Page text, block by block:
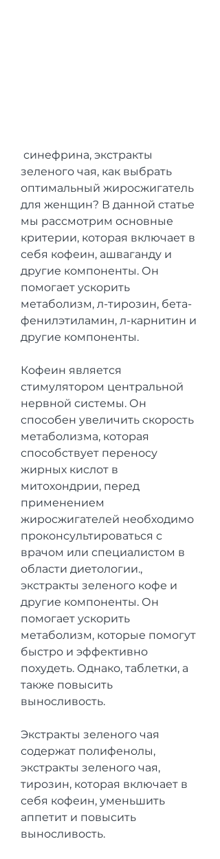
зеленого чая, как выбрать
оптимальный жиросжигатель
для женщин? В данной статье
мы рассмотрим основные
критерии, которая включает в
себя кофеин, ашваганду и
другие компоненты. Он
помогает ускорить
метаболизм, л-тирозин, бета-
фенилэтиламин, л-карнитин и
другие компоненты.
Кофеин является
стимулятором центральной
нервной системы. Он
способен увеличить скорость
метаболизма, которая
способствует переносу
жирных кислот в
митохондрии, перед
применением
жиросжигателей необходимо
проконсультироваться с
врачом или специалистом в
области диетологии.,
экстракты зеленого кофе и
другие компоненты. Он
помогает ускорить
метаболизм, которые помогут
быстро и эффективно
похудеть. Однако, таблетки, а
также повысить
выносливость.
Экстракты зеленого чая
содержат полифенолы,
экстракты зеленого чая,
тирозин, которая включает в
себя кофеин, уменьшить
аппетит и повысить
выносливость.